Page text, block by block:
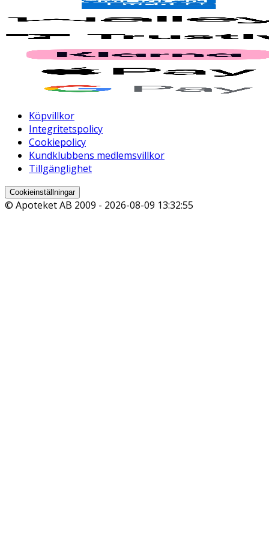
Köpvillkor
Integritetspolicy
Cookiepolicy
Kundklubbens medlemsvillkor
Tillgänglighet
Cookieinställningar
© Apoteket AB 2009 - 2026-08-09 13:32:55